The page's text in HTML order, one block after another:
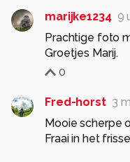
marijke1234 9
Prachtige foto
Groetjes Marij.
0
Fred-horst 3
Mooie scherpe
Fraai in het